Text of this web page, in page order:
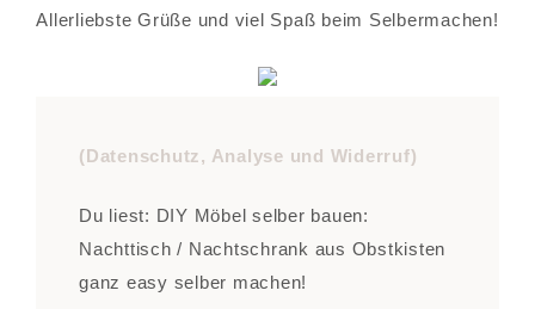
Allerliebste Grüße und viel Spaß beim Selbermachen!
(Datenschutz, Analyse und Widerruf)
Du liest: DIY Möbel selber bauen:
Nachttisch / Nachtschrank aus Obstkisten
ganz easy selber machen!